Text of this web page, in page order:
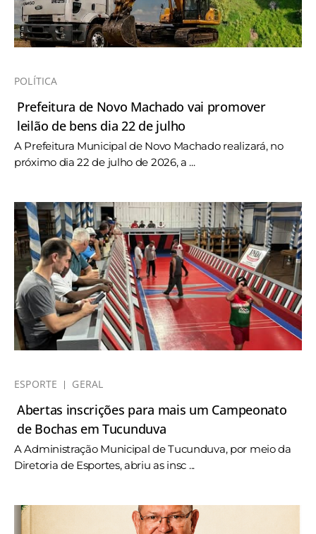
POLÍTICA
Prefeitura de Novo Machado vai promover
leilão de bens dia 22 de julho
A Prefeitura Municipal de Novo Machado realizará, no
próximo dia 22 de julho de 2026, a ...
ESPORTE GERAL
Abertas inscrições para mais um Campeonato
de Bochas em Tucunduva
A Administração Municipal de Tucunduva, por meio da
Diretoria de Esportes, abriu as insc ...